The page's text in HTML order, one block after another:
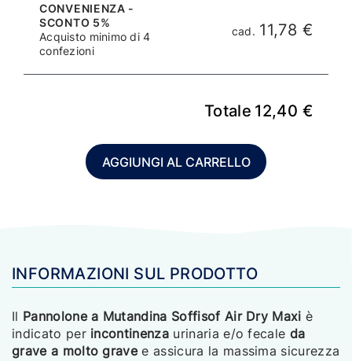
CONVENIENZA -
SCONTO 5%
Acquisto minimo di 4
confezioni
cad. 11,78 €
Totale 12,40 €
AGGIUNGI AL CARRELLO
INFORMAZIONI SUL PRODOTTO
Il Pannolone a Mutandina Soffisof Air Dry Maxi è
indicato per incontinenza urinaria e/o fecale da
grave a molto gravee assicura la massima sicurezza